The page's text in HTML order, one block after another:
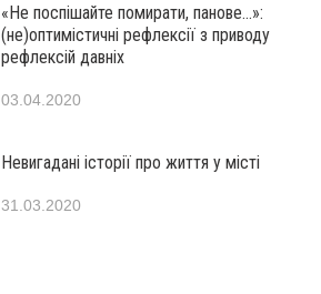
«Не поспішайте помирати, панове…»:
(не)оптимістичні рефлексії з приводу
рефлексій давніх
03.04.2020
Невигадані історії про життя у місті
31.03.2020